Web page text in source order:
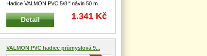
Hadice VALMON PVC 5/8 " návin 50 m
1121ZE Zahradní PVC hadice i p ...
Detail 1.341 Kč
VALMON PVC hadice průmyslová 9...